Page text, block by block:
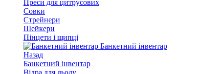
Преси для цитрусових
Совки
Стрейнери
Шейкери
Пінцети і щипці
Банкетний інвентар
Назад
Банкетний інвентар
Відра для льоду